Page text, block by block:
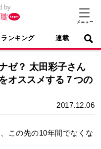
by
ランキング 連載
ゼ？ 太田彩子さん
オススメする７つの
2017.12.06
この先の10年間でなくな